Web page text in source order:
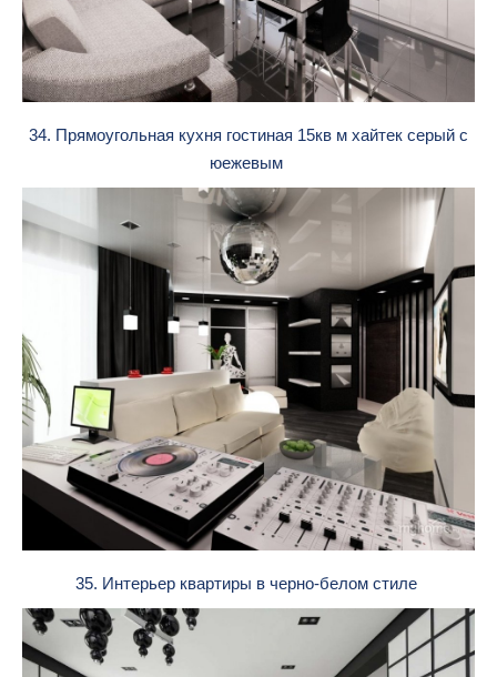
34. Прямоугольная кухня гостиная 15кв м хайтек серый с
юежевым
35. Интерьер квартиры в черно-белом стиле